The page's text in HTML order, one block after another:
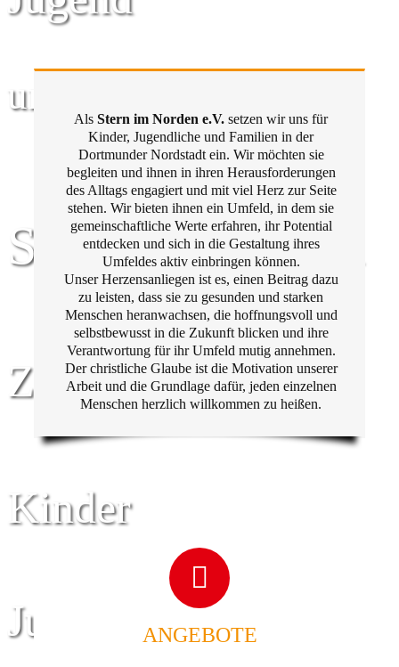
und Familie
Stern im Norden
Zentrum für
Kinder
Jugend
Als Stern im Norden e.V. setzen wir uns für
Kinder, Jugendliche und Familien in der
Dortmunder Nordstadt ein. Wir möchten sie
begleiten und ihnen in ihren Herausforderungen
des Alltags engagiert und mit viel Herz zur Seite
stehen. Wir bieten ihnen ein Umfeld, in dem sie
gemeinschaftliche Werte erfahren, ihr Potential
entdecken und sich in die Gestaltung ihres
Umfeldes aktiv einbringen können.
Unser Herzensanliegen ist es, einen Beitrag dazu
zu leisten, dass sie zu gesunden und starken
Menschen heranwachsen, die hoffnungsvoll und
selbstbewusst in die Zukunft blicken und ihre
Verantwortung für ihr Umfeld mutig annehmen.
Der christliche Glaube ist die Motivation unserer
Arbeit und die Grundlage dafür, jeden einzelnen
Menschen herzlich willkommen zu heißen.
ANGEBOTE